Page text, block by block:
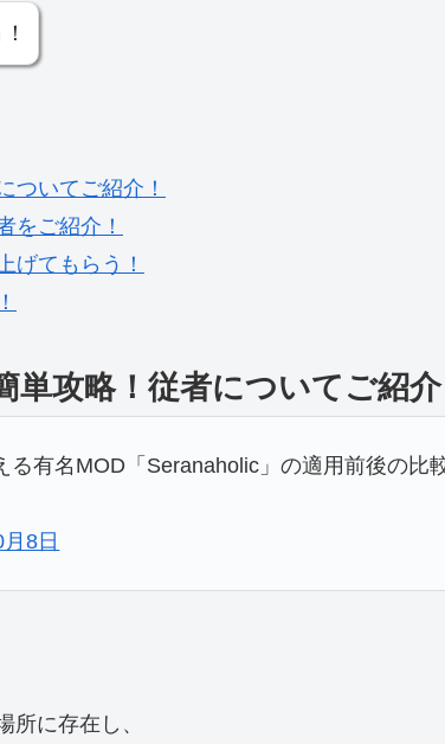
ついてご紹介！
をご紹介！
げてもらう！
攻略！従者についてご紹介
有名MOD「Seranaholic」の適用前後の
8日
に存在し、